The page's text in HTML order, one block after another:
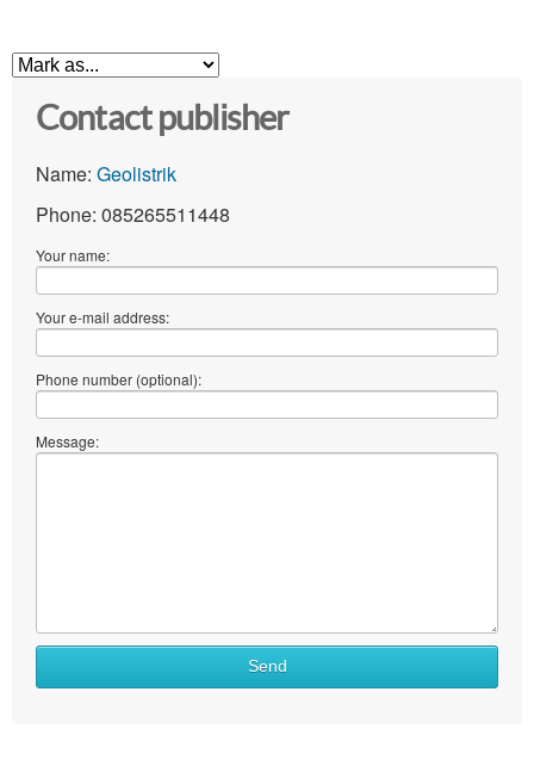
Contact publisher
Name: Geolistrik
Phone: 085265511448
Your name:
Your e-mail address:
Phone number (optional):
Message:
Send